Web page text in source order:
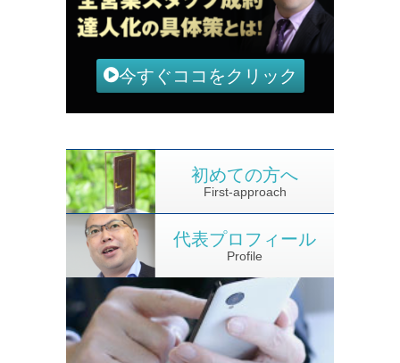
今すぐココをクリック
First-approach
初めての方へ
Profile
代表プロフィール